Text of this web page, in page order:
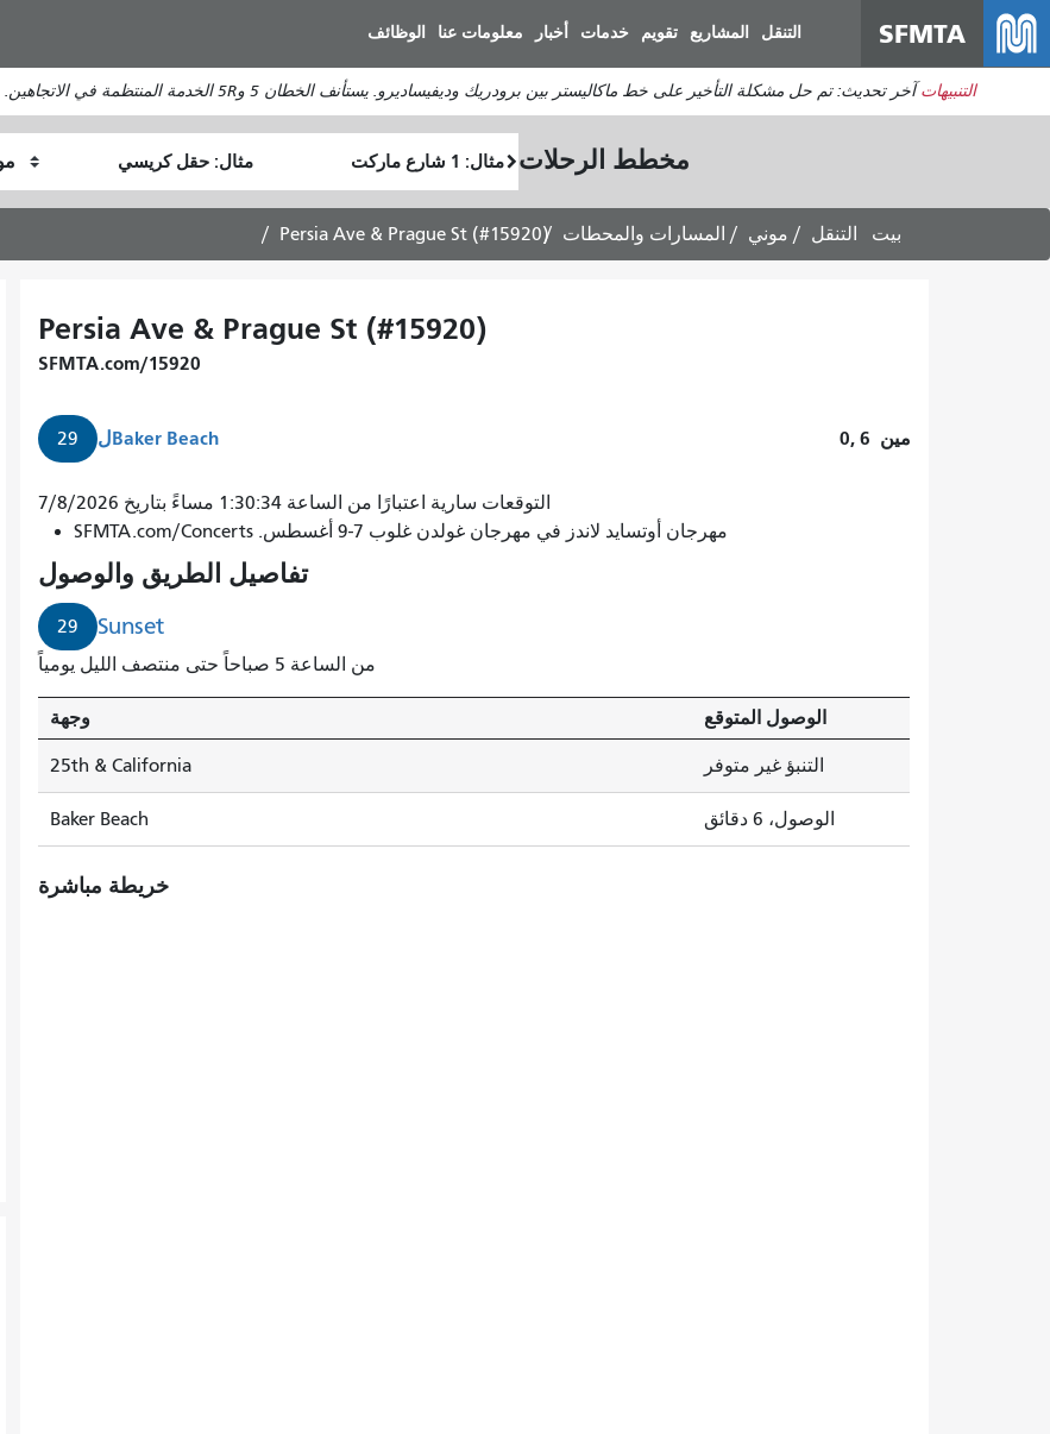
المحتوى
الرئيسي
SFMTA التنقل المشاريع تقويم خدمات أخبار معلومات عنا الوظائف
التنبيهات آخر تحديث: تم حل مشكلة التأخير على خط ماكاليستر بين برودريك وديفيساديرو. يستأنف الخطان 5 و5R الخدمة المنتظمة في الاتجاهين.
مخطط الرحلات
البداية
النهاية
كيف
أرغب
السفر
بيت التنقل موني المسارات والمحطات Persia Ave & Prague St (#15920)
Persia Ave & Prague St (#15920)
SFMTA.com/15920
29 لBaker Beach 0, 6 مين
29
غروب
الشمس
إلى
شاطئ
بيكر
قادم.
التوقعات سارية اعتبارًا من الساعة 1:30:34 مساءً بتاريخ 7/8/2026
مهرجان أوتسايد لاندز في مهرجان غولدن غلوب 7-9 أغسطس. SFMTA.com/Concerts
تفاصيل الطريق والوصول
29 Sunset
من الساعة 5 صباحاً حتى منتصف الليل يومياً
وجهة الوصول المتوقع
25th & California التنبؤ غير متوفر
Baker Beach الوصول، 6 دقائق
خريطة مباشرة